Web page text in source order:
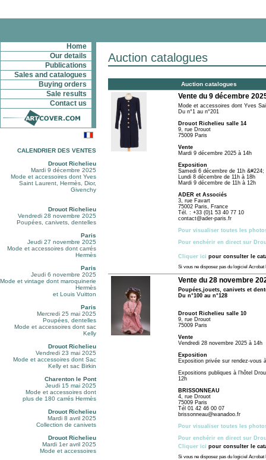
Home
Our details
Publications
Sales and catalogues
Buying orders
Sale results
Contact us
CALENDRIER DES VENTES
Drouot Richelieu
Mardi 9 décembre 2025
Mode et accessoires dont Yves
Saint Laurent, Hermès, Dior,
Givenchy
Drouot Richelieu
Vendredi 28 novembre 2025
Poupées, canivets, dentelles
Paris
Jeudi 27 novembre 2025
Mode et accessoires dont carrés
Hermès
Paris
Jeudi 6 novembre 2025
Mode et vintage dont maroquinerie
Hermès
et Louis Vuitton
Paris
Mercredi 25 mai 2025
Poupées, dentelles
Mode et accessoires dont sac
Kelly
Drouot Richelieu
Vendredi 23 mai 2025
Mode et accessoires dont Sac
Kelly et sac Birkin
Charenton le Pont
Jeudi 15 mai 2025
Mode et accessoires dont
plus de 180 carrés Hermès
Drouot Richelieu
Mardi 8 avril 2025
Collection de canivets
Drouot Richelieu
Mardi 1er avril 2025
Mode et accessoires
Auction catalogues
Auction catalogues
Vente du 9 décembre
Mode et accessoires dont Yves
Du n°1 au n°201
Drouot Richelieu salle 14
9, rue Drouot
75009 Paris
Vente
Mardi 9 décembre 2025 à 14h
Exposition
Samedi 6 décembre de 11h &#224;
Lundi 8 décembre de 11h à 18h
Mardi 9 décembre de 11h à 12h
ADER et Associés
3, rue Favart
75002 Paris, France
Tél. : +33 (0)1 53 40 77 10
contact@ader-paris.fr
Pour visualiser toutes les
Pour enchérir en direct sur
Cliquer ici pour consulter le
Si vous ne disposez pas du logiciel
Vente du 28 novembre
Poupées,jouets, canivets et
Du n°100 au n°128
Drouot Richelieu salle 10
9, rue Drouot
75009 Paris
Vente
Vendredi 28 novembre 2025 à 14h
Exposition
Exposition privée sur rendez-vous
Expositions publiques à l’hôtel
12h
BRISSONNEAU
4, rue Drouot
75009 Paris
Tél 01 42 46 00 07
brissonneau@wanadoo.fr
Pour visualiser toutes les
Pour enchérir en direct sur
Cliquer ici pour consulter le
Si vous ne disposez pas du logiciel